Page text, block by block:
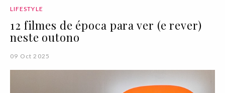
LIFESTYLE
12 filmes de época para ver (e rever)
neste outono
09 Oct 2025